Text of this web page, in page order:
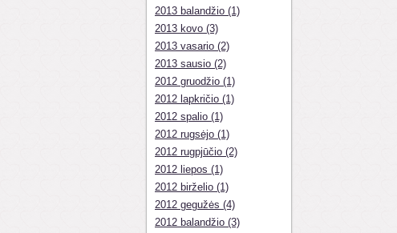
2013 balandžio (1)
2013 kovo (3)
2013 vasario (2)
2013 sausio (2)
2012 gruodžio (1)
2012 lapkričio (1)
2012 spalio (1)
2012 rugsėjo (1)
2012 rugpjūčio (2)
2012 liepos (1)
2012 birželio (1)
2012 gegužės (4)
2012 balandžio (3)